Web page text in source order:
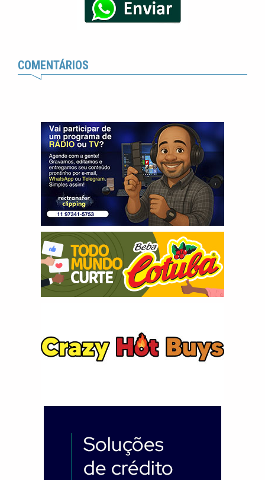
COMENTÁRIOS